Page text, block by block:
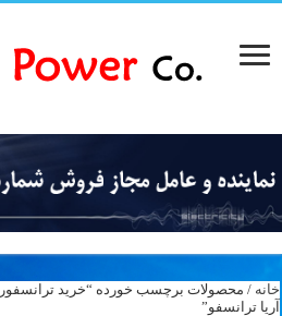
خانه
آریا ترانسفو”